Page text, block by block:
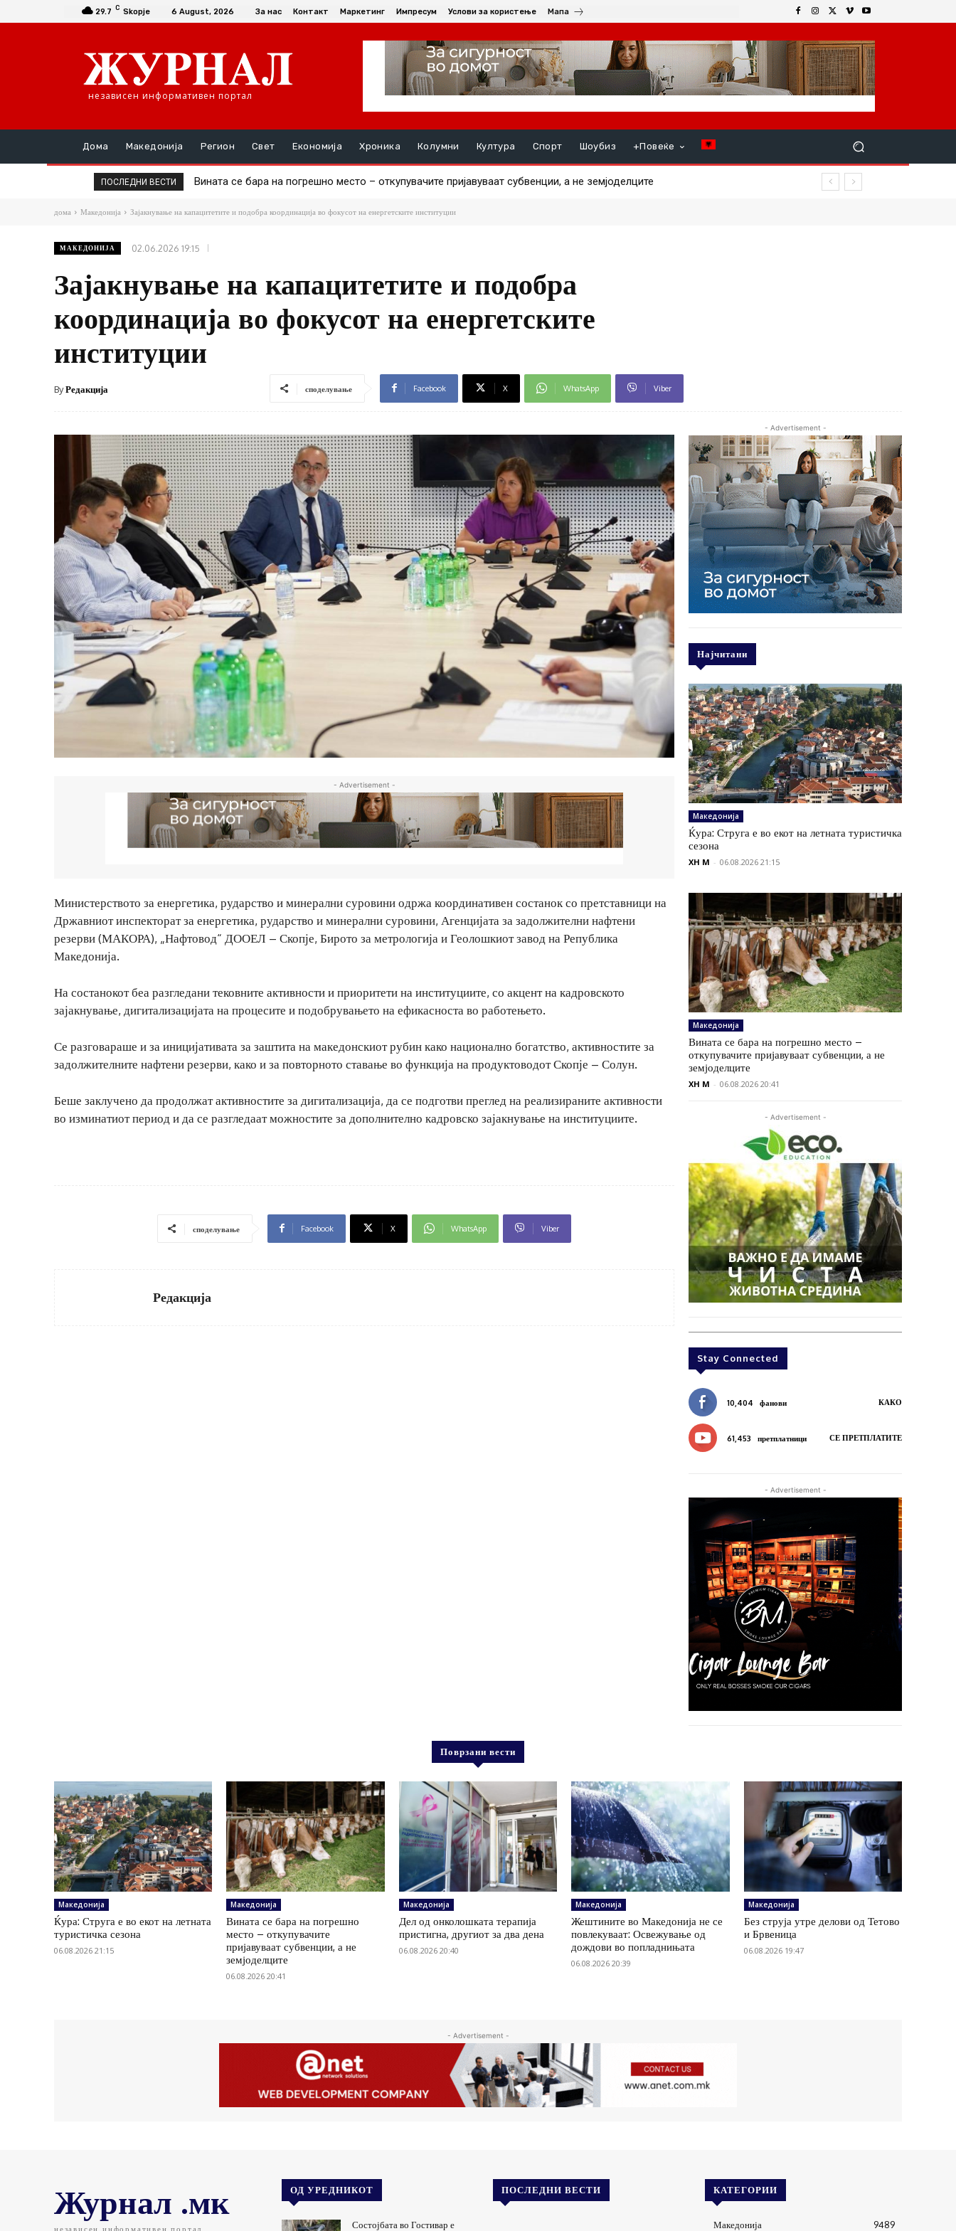
29.7 C Skopje 6 August, 2026 За нас Контакт Маркетинг Импресум Услови за користење Мапа
независен информативен портал
Дома Македонија Регион Свет Економија Хроника Колумни Култура Спорт Шоубиз +Повеќе
ПОСЛЕДНИ ВЕСТИ Вината се бара на погрешно место – откупувачите пријавуваат субвенции, а не земјоделците
Дел од онколошката терапија пристигна, другиот за два дена
дома Македонија Зајакнување на капацитетите и подобра координација во фокусот на енергетските институции
МАКЕДОНИЈА 02.06.2026 19:15
Зајакнување на капацитетите и подобра
координација во фокусот на енергетските
институции
ByРедакција споделување Facebook X WhatsApp Viber
- Advertisement -
Министерството за енергетика, рударство и минерални суровини одржа координативен состанок со претставници на
Државниот инспекторат за енергетика, рударство и минерални суровини, Агенцијата за задолжителни нафтени
резерви (МАКОРА), „Нафтовод“ ДООЕЛ – Скопје, Бирото за метрологија и Геолошкиот завод на Република
Македонија.
На состанокот беа разгледани тековните активности и приоритети на институциите, со акцент на кадровското
зајакнување, дигитализацијата на процесите и подобрувањето на ефикасноста во работењето.
Се разговараше и за иницијативата за заштита на македонскиот рубин како национално богатство, активностите за
задолжителните нафтени резерви, како и за повторното ставање во функција на продуктоводот Скопје – Солун.
Беше заклучено да продолжат активностите за дигитализација, да се подготви преглед на реализираните активности
во изминатиот период и да се разгледаат можностите за дополнително кадровско зајакнување на институциите.
споделување Facebook X WhatsApp Viber
Редакција
- Advertisement -
Најчитани
Македонија
Ќура: Струга е во екот на летната туристичка
сезона
XH M - 06.08.2026 21:15
Македонија
Вината се бара на погрешно место –
откупувачите пријавуваат субвенции, а не
земјоделците
XH M - 06.08.2026 20:41
- Advertisement -
Stay Connected
10,404 фанови КАКО
61,453 претплатници СЕ ПРЕТПЛАТИТЕ
- Advertisement -
Поврзани вести
Македонија
Ќура: Струга е во екот на летната
туристичка сезона
06.08.2026 21:15
Македонија
Вината се бара на погрешно
место – откупувачите
пријавуваат субвенции, а не
земјоделците
06.08.2026 20:41
Македонија
Дел од онколошката терапија
пристигна, другиот за два дена
06.08.2026 20:40
Македонија
Жештините во Македонија не се
повлекуваат: Освежување од
дождови во попладнињата
06.08.2026 20:39
Македонија
Без струја утре делови од Тетово
и Брвеница
06.08.2026 19:47
- Advertisement -
Журнал .мк ОД УРЕДНИКОТ
Состојбата во Гостивар е
ПОСЛЕДНИ ВЕСТИ КАТЕГОРИИ
Македонија 9489